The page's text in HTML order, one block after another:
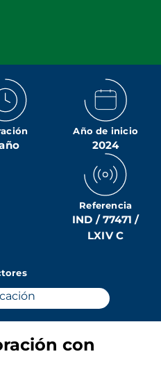
Año de inicio
2024
Referencia
IND / 77471 /
LXIV C
con